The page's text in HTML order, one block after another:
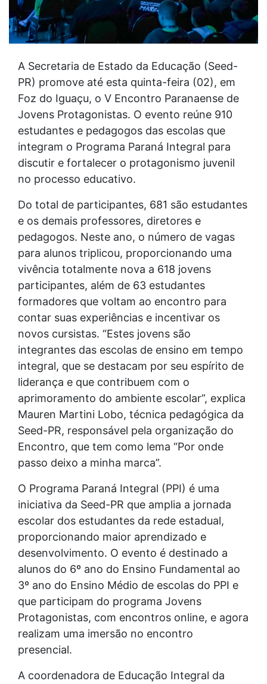
A Secretaria de Estado da Educação (Seed-
PR) promove até esta quinta-feira (02), em
Foz do Iguaçu, o V Encontro Paranaense de
Jovens Protagonistas. O evento reúne 910
estudantes e pedagogos das escolas que
integram o Programa Paraná Integral para
discutir e fortalecer o protagonismo juvenil
no processo educativo.
Do total de participantes, 681 são estudantes
e os demais professores, diretores e
pedagogos. Neste ano, o número de vagas
para alunos triplicou, proporcionando uma
vivência totalmente nova a 618 jovens
participantes, além de 63 estudantes
formadores que voltam ao encontro para
contar suas experiências e incentivar os
novos cursistas. “Estes jovens são
integrantes das escolas de ensino em tempo
integral, que se destacam por seu espírito de
liderança e que contribuem com o
aprimoramento do ambiente escolar”, explica
Mauren Martini Lobo, técnica pedagógica da
Seed-PR, responsável pela organização do
Encontro, que tem como lema “Por onde
passo deixo a minha marca”.
O Programa Paraná Integral (PPI) é uma
iniciativa da Seed-PR que amplia a jornada
escolar dos estudantes da rede estadual,
proporcionando maior aprendizado e
desenvolvimento. O evento é destinado a
alunos do 6º ano do Ensino Fundamental ao
3º ano do Ensino Médio de escolas do PPI e
que participam do programa Jovens
Protagonistas, com encontros online, e agora
realizam uma imersão no encontro
presencial.
A coordenadora de Educação Integral da